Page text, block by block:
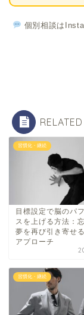
個別相談は
習慣化・継続
目標設定で脳のパ
スを上げる方法：
夢を再び引き寄せ
アプローチ
習慣化・継続